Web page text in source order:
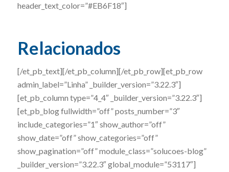
header_text_color=”#EB6F18″]
Relacionados
[/et_pb_text][/et_pb_column][/et_pb_row][et_pb_row
admin_label=”Linha” _builder_version=”3.22.3″]
[et_pb_column type=”4_4″ _builder_version=”3.22.3″]
[et_pb_blog fullwidth=”off” posts_number=”3″
include_categories=”1″ show_author=”off”
show_date=”off” show_categories=”off”
show_pagination=”off” module_class=”solucoes-blog”
_builder_version=”3.22.3″ global_module=”53117″]